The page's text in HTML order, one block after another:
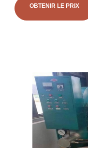
d'arachide décortiquée, de
d'abrasin, de graines de
OBTENIR LE PRIX